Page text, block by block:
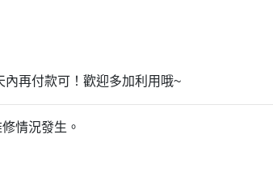
內再付款可！歡迎多加利用哦~
情況發生。